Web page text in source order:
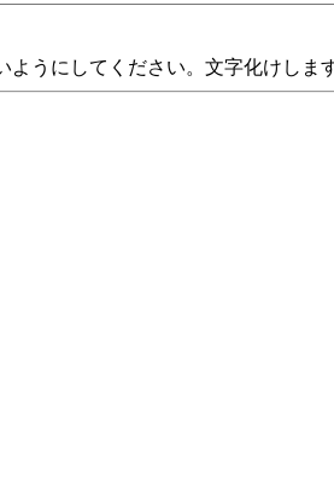
ようにしてください。文字化けしま